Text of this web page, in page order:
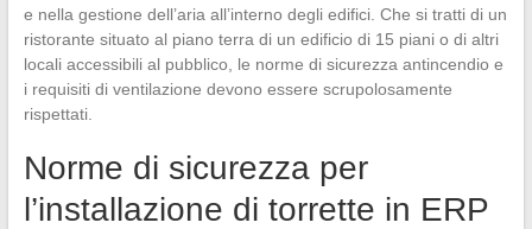
e nella gestione dell’aria all’interno degli edifici. Che si tratti di un
ristorante situato al piano terra di un edificio di 15 piani o di altri
locali accessibili al pubblico, le norme di sicurezza antincendio e
i requisiti di ventilazione devono essere scrupolosamente
rispettati.
Norme di sicurezza per
l’installazione di torrette in ERP